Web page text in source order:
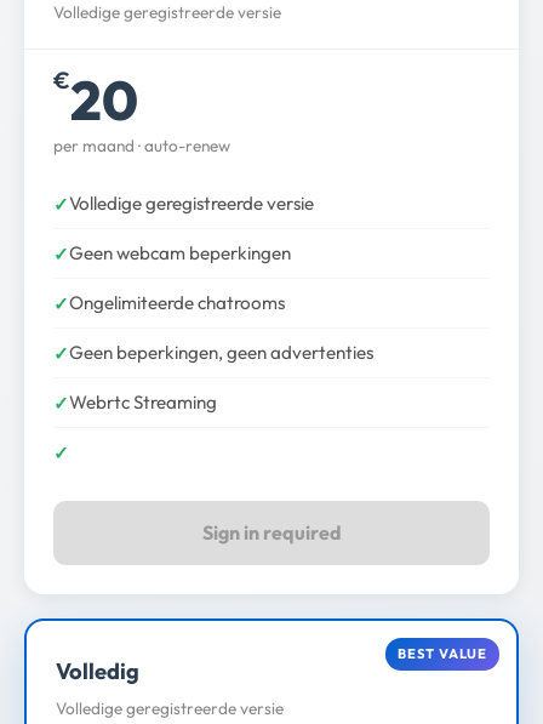
Volledige geregistreerde versie
€20
per maand · auto-renew
Volledige geregistreerde versie
Geen webcam beperkingen
Ongelimiteerde chatrooms
Geen beperkingen, geen advertenties
Webrtc Streaming
Sign in required
BEST VALUE
Volledig
Volledige geregistreerde versie